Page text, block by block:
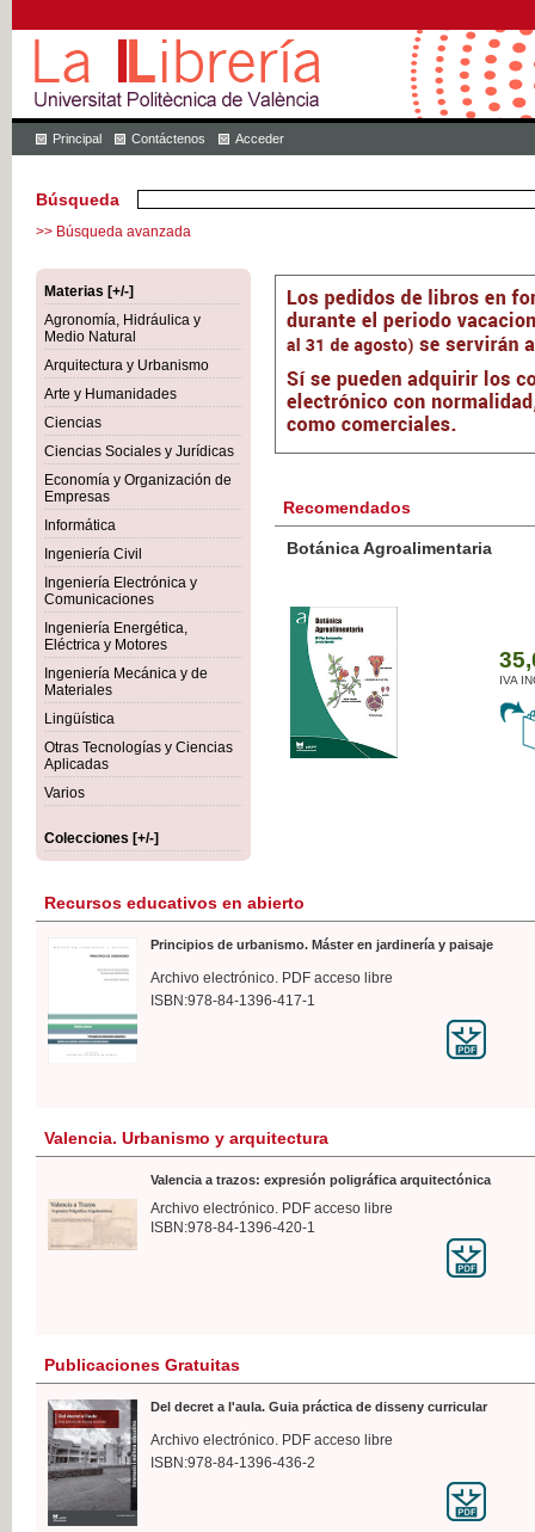
Principal Contáctenos Acceder
Búsqueda
>> Búsqueda avanzada
Materias [+/-]
Agronomía, Hidráulica y
Medio Natural
Arquitectura y Urbanismo
Arte y Humanidades
Ciencias
Ciencias Sociales y Jurídicas
Economía y Organización de
Empresas
Informática
Ingeniería Civil
Ingeniería Electrónica y
Comunicaciones
Ingeniería Energética,
Eléctrica y Motores
Ingeniería Mecánica y de
Materiales
Lingüística
Otras Tecnologías y Ciencias
Aplicadas
Varios
Colecciones [+/-]
Recomendados
Botánica Agroalimentaria
IVA
Recursos educativos en abierto
Principios de urbanismo. Máster en jardinería y paisaje
Archivo electrónico. PDF acceso libre
ISBN:978-84-1396-417-1
Valencia. Urbanismo y arquitectura
Valencia a trazos: expresión poligráfica arquitectónica
Archivo electrónico. PDF acceso libre
ISBN:978-84-1396-420-1
Publicaciones Gratuitas
Del decret a l'aula. Guia práctica de disseny curricular
Archivo electrónico. PDF acceso libre
ISBN:978-84-1396-436-2